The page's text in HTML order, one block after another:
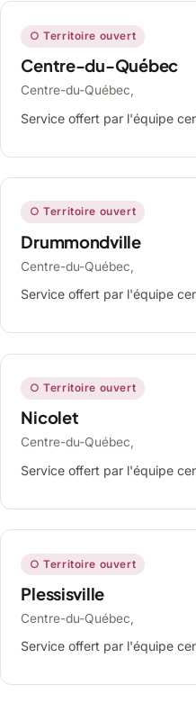
○ Territoire ouvert
Centre-du-Québec
Centre-du-Québec,
Service offert par l'équipe
○ Territoire ouvert
Drummondville
Centre-du-Québec,
Service offert par l'équipe
○ Territoire ouvert
Nicolet
Centre-du-Québec,
Service offert par l'équipe
○ Territoire ouvert
Plessisville
Centre-du-Québec,
Service offert par l'équipe